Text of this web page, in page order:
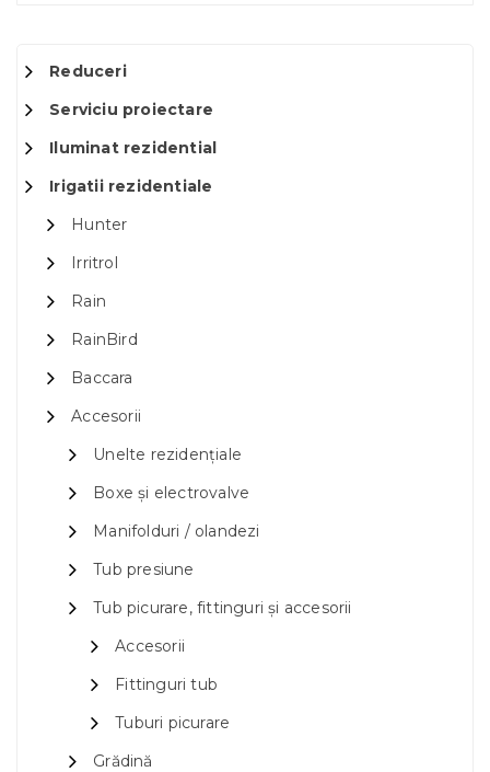
Reduceri
Serviciu proiectare
Iluminat rezidential
Irigatii rezidentiale
Hunter
Irritrol
Rain
RainBird
Baccara
Accesorii
Unelte rezidențiale
Boxe și electrovalve
Manifolduri / olandezi
Tub presiune
Tub picurare, fittinguri și accesorii
Accesorii
Fittinguri tub
Tuburi picurare
Grădină